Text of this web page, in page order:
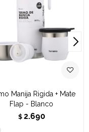
Manija Rigida + Mate
Flap - Blanco
$ 2.690